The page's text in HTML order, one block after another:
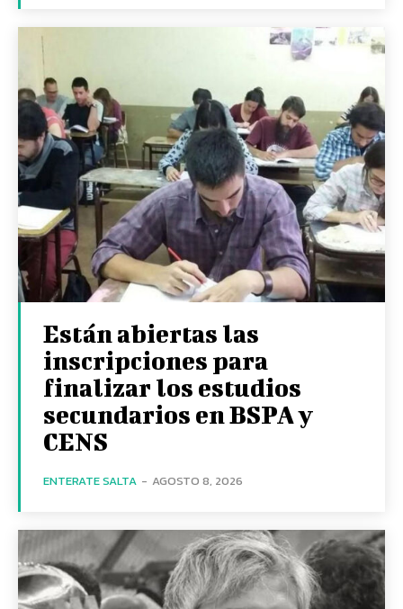
Están abiertas las
inscripciones para
finalizar los estudios
secundarios en BSPA y
CENS
ENTERATE SALTA - AGOSTO 8, 2026